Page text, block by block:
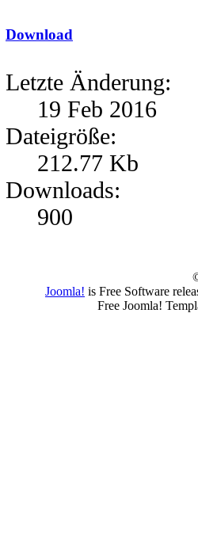
Download
Letzte Änderung:
19 Feb 2016
Dateigröße:
212.77 Kb
Downloads:
900
Joomla! is Free Software
Free Joomla!